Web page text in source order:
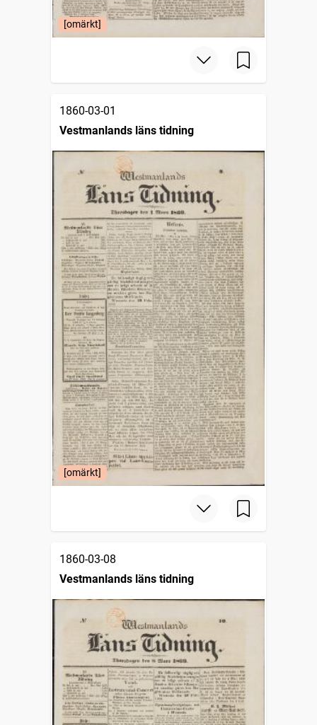
[omärkt]
1860-03-01
Vestmanlands läns tidning
[omärkt]
1860-03-08
Vestmanlands läns tidning